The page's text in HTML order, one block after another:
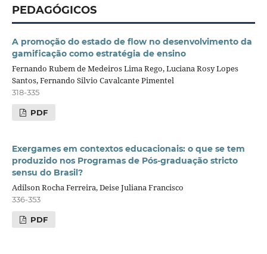
PEDAGÓGICOS
A promoção do estado de flow no desenvolvimento da
gamificação como estratégia de ensino
Fernando Rubem de Medeiros Lima Rego, Luciana Rosy Lopes
Santos, Fernando Silvio Cavalcante Pimentel
318-335
PDF
Exergames em contextos educacionais: o que se tem
produzido nos Programas de Pós-graduação stricto
sensu do Brasil?
Adilson Rocha Ferreira, Deise Juliana Francisco
336-353
PDF